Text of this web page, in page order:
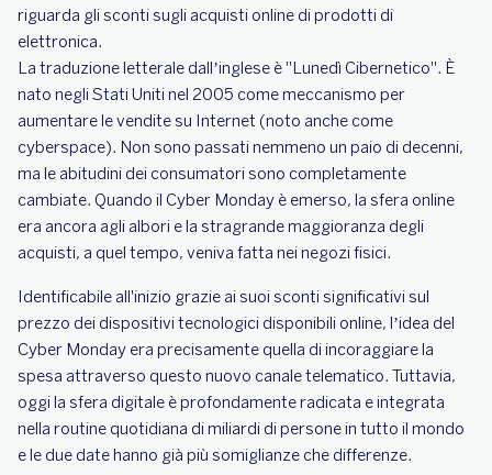
riguarda gli sconti sugli acquisti online di prodotti di
elettronica.
La traduzione letterale dall’inglese è "Lunedì Cibernetico". È
nato negli Stati Uniti nel 2005 come meccanismo per
aumentare le vendite su Internet (noto anche come
cyberspace). Non sono passati nemmeno un paio di decenni,
ma le abitudini dei consumatori sono completamente
cambiate. Quando il Cyber Monday è emerso, la sfera online
era ancora agli albori e la stragrande maggioranza degli
acquisti, a quel tempo, veniva fatta nei negozi fisici.
Identificabile all'inizio grazie ai suoi sconti significativi sul
prezzo dei dispositivi tecnologici disponibili online, l’idea del
Cyber Monday era precisamente quella di incoraggiare la
spesa attraverso questo nuovo canale telematico. Tuttavia,
oggi la sfera digitale è profondamente radicata e integrata
nella routine quotidiana di miliardi di persone in tutto il mondo
e le due date hanno già più somiglianze che differenze.